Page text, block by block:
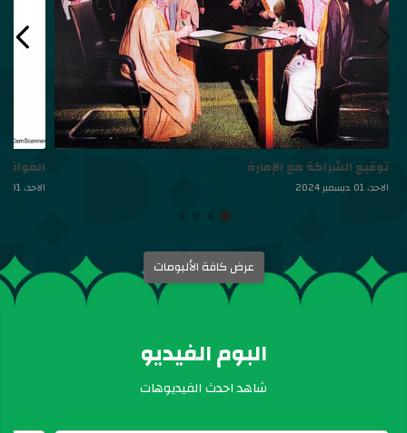
توقيع الشراكة مع الإمارة
الاحد، 01 ديسمبر 2024 الاحد، 01 ديسمبر 2024
عرض كافة الألبومات
البوم الفيديو
شاهد احدث الفيديوهات